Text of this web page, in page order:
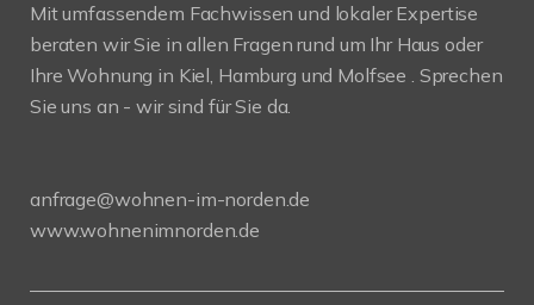
Mit umfassendem Fachwissen und lokaler Expertise
beraten wir Sie in allen Fragen rund um Ihr Haus oder
Ihre Wohnung in Kiel, Hamburg und Molfsee . Sprechen
Sie uns an - wir sind für Sie da.
anfrage@wohnen-im-norden.de
www.wohnenimnorden.de